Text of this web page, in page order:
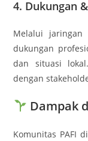
4. Dukungan
Melalui jaringan
dukungan
dan situasi
dengan
Dampak
Komunitas PAFI